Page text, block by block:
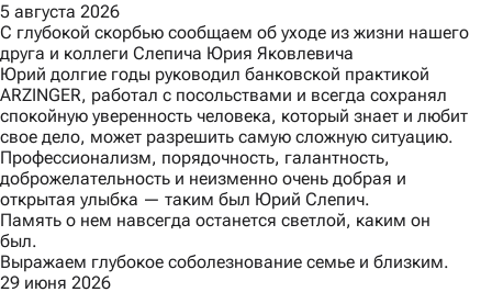
5 августа 2026
С глубокой скорбью сообщаем об уходе из жизни нашего
друга и коллеги Слепича Юрия Яковлевича
Юрий долгие годы руководил банковской практикой
ARZINGER, работал с посольствами и всегда сохранял
спокойную уверенность человека, который знает и любит
свое дело, может разрешить самую сложную ситуацию.
Профессионализм, порядочность, галантность,
доброжелательность и неизменно очень добрая и
открытая улыбка — таким был Юрий Слепич.
Память о нем навсегда останется светлой, каким он
был.
Выражаем глубокое соболезнование семье и близким.
29 июня 2026